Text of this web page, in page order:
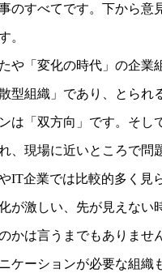
のすべてです。下から意
。
や「変化の時代」の企業
型組織」であり、とられ
は「双方向」です。そし
、現場に近いところで問
IT企業では比較的多く見
が激しい、先が見えない
かは言うまでもありませ
ケーションが必要な組織